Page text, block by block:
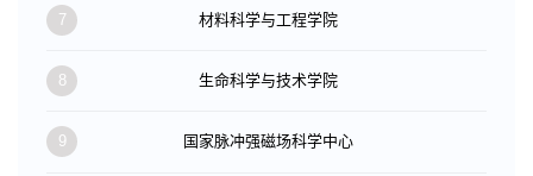
7 材料科学与工程学院
8 生命科学与技术学院
9 国家脉冲强磁场科学中心